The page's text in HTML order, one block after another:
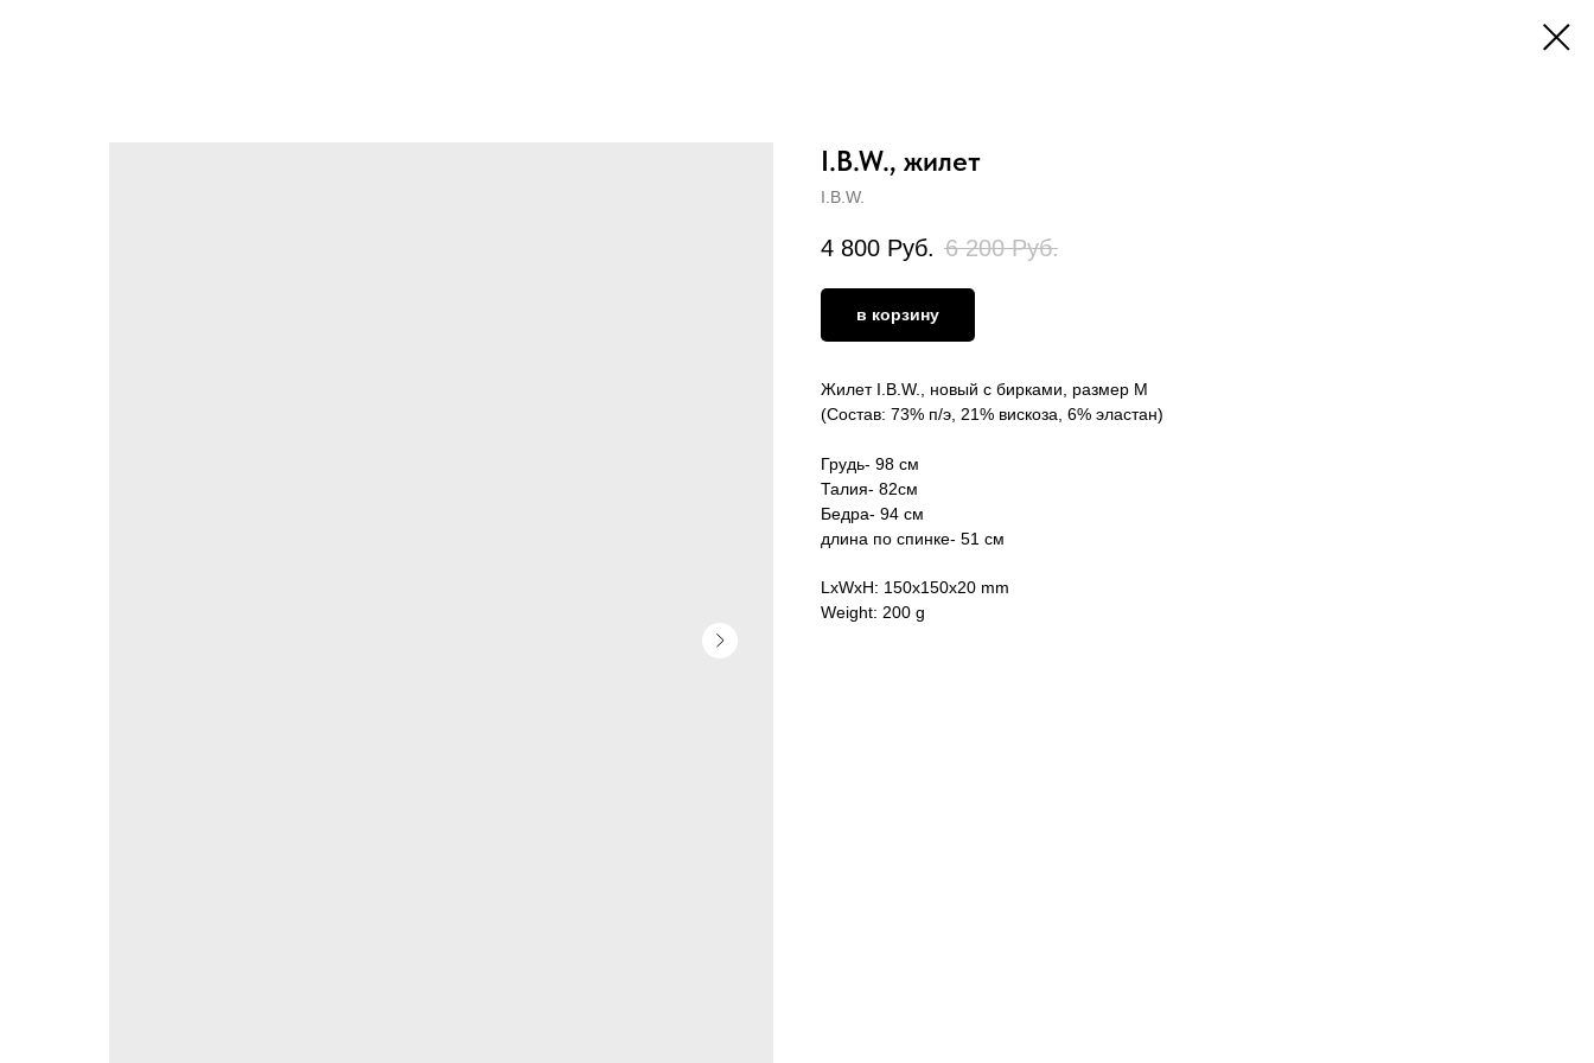
I.B.W., жилет
I.B.W.
4 800 Руб. 6 200 Руб.
в корзину
Жилет I.B.W., новый с бирками, размер М
(Состав: 73% п/э, 21% вискоза, 6% эластан)
Грудь- 98 см
Талия- 82см
Бедра- 94 см
длина по спинке- 51 см
LxWxH: 150x150x20 mm
Weight: 200 g